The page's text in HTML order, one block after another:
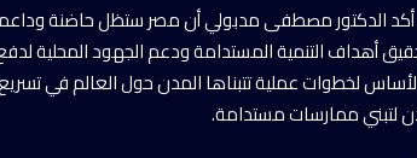
الدكتور مصطفى مدبولي أن مصر ستظل حاضنة وداعمة
أهداف التنمية المستدامة ودعم الجهود المحلية
لخطوات عملية تتبناها المدن حول العالم في
لتبني ممارسات مستدامة.